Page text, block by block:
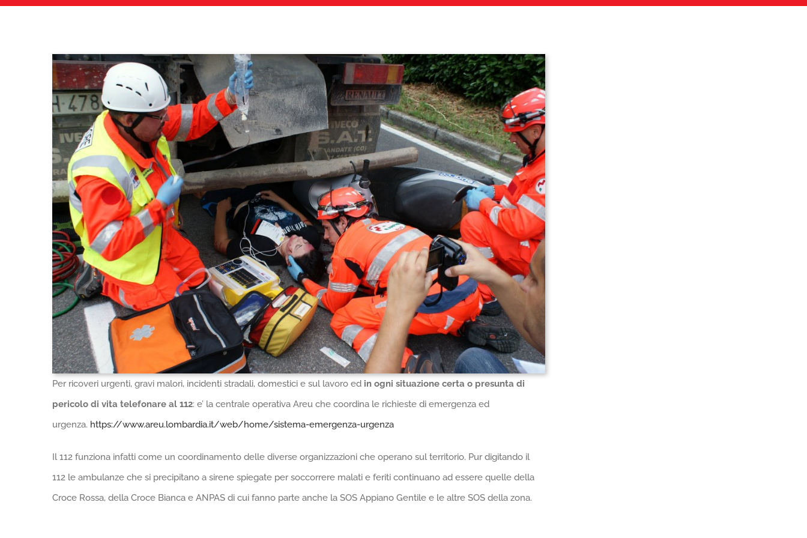
Per ricoveri urgenti, gravi malori, incidenti stradali, domestici e sul lavoro ed in ogni situazione certa o presunta di
pericolo di vita telefonare al 112: e’ la centrale operativa Areu che coordina le richieste di emergenza ed
urgenza. https://www.areu.lombardia.it/web/home/sistema-emergenza-urgenza
Il 112 funziona infatti come un coordinamento delle diverse organizzazioni che operano sul territorio. Pur digitando il
112 le ambulanze che si precipitano a sirene spiegate per soccorrere malati e feriti continuano ad essere quelle della
Croce Rossa, della Croce Bianca e ANPAS di cui fanno parte anche la SOS Appiano Gentile e le altre SOS della zona.